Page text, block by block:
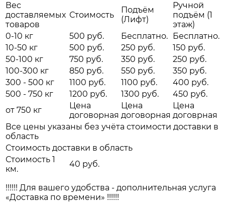
Вес
доставляемых
товаров
Стоимость
Подъём
(Лифт)
Ручной
подъём (1
этаж)
0-10 кг
500 руб. Бесплатно.
Бесплатно.
10-50 кг
500 руб. 250 руб.
150 руб.
50-100 кг
750 руб. 350 руб.
250 руб.
100-300 кг
850 руб. 550 руб.
350 руб.
300 - 500 кг
1100 руб. 1100 руб.
400 руб.
500 - 750 кг
1200 руб. 1300 руб.
450 руб.
от 750 кг
Цена
договорная
Цена
договорная
Цена
договрная
Все цены указаны без учёта стоимости доставки в
область
Стоимость доставки в область
Стоимость 1
км.
40 руб.
!!!!!! Для вашего удобства - дополнительная услуга
«Доставка по времени» !!!!!!